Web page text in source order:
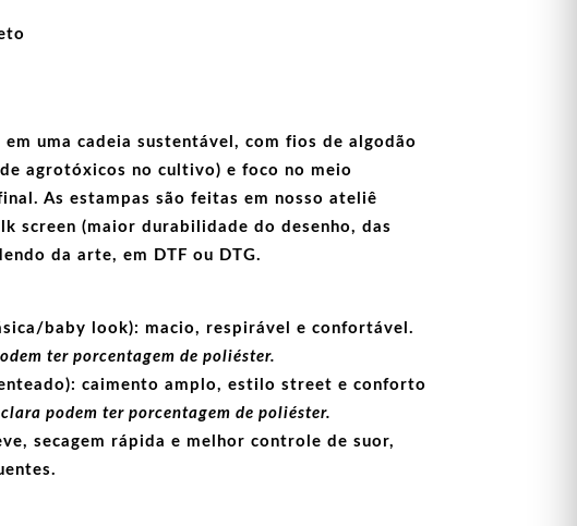
uma cadeia sustentável, com fios de algodão
agrotóxicos no cultivo) e foco no meio
As estampas são feitas em nosso ateliê
screen (maior durabilidade do desenho, das
da arte, em
DTF ou DTG.
baby look): macio, respirável e confortável.
ter porcentagem de poliéster.
caimento amplo, estilo street e conforto
podem ter porcentagem de poliéster.
secagem rápida e melhor controle de suor,